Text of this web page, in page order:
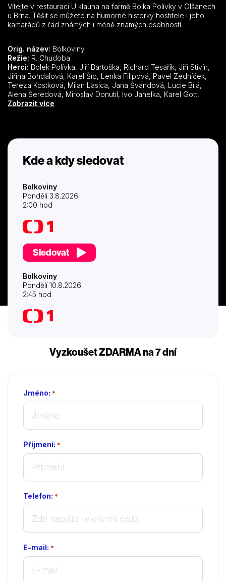
Vítejte v restauraci U klauna na farmě Bolka Polívky v Olšanech
u Brna. Těšit se můžete na humorné historky hostitele i jeho
kamarádů z řad známých i méně známých osobností.
Orig. název: Bolkoviny
Režie: R. Chudoba
Herci:
Jiřina Bohdalová, Karel Šíp, Lenka Filipová, Pavel Zedníček,
Tereza Kostková, Milan Lasica, Jana Švandová, Lucie Bílá,
Alena Šeredová, Miroslav Donutil, Ivo Jahelka, Karel Gott,
Květa Fialová, Jan Přeučil, Josef Dvořák, Agáta Hanychová,
st., Zlata Adamovská, Jan Rokyta, Aleš Valenta
Zobrazit více
Kde a kdy sledovat
Bolkoviny
Pondělí 3.8.2026
2:00 hod
Sledovat
Bolkoviny
Pondělí 10.8.2026
2:45 hod
Vyzkoušet ZDARMA na 7 dní
Jméno: *
Příjmení: *
Telefon: *
E-mail: *